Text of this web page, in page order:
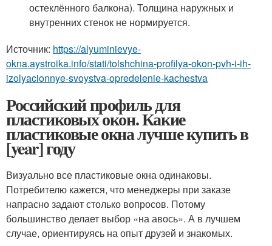
остеклённого балкона). Толщина наружных и
внутренних стенок не нормируется.
Источник: https://alyuminievye-
okna.aystroika.info/stati/tolshchina-profilya-okon-pvh-i-ih-
izolyacionnye-svoystva-opredelenie-kachestva
Российский профиль для
пластиковых окон. Какие
пластиковые окна лучше купить в
[year] году
Визуально все пластиковые окна одинаковы.
Потребителю кажется, что менеджеры при заказе
напрасно задают столько вопросов. Потому
большинство делает выбор «на авось». А в лучшем
случае, ориентируясь на опыт друзей и знакомых.